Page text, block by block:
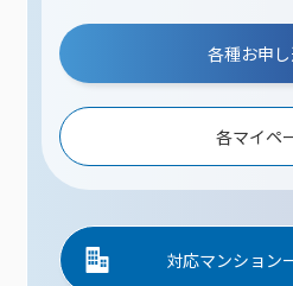
各種お申
各マイペ
対応マンション